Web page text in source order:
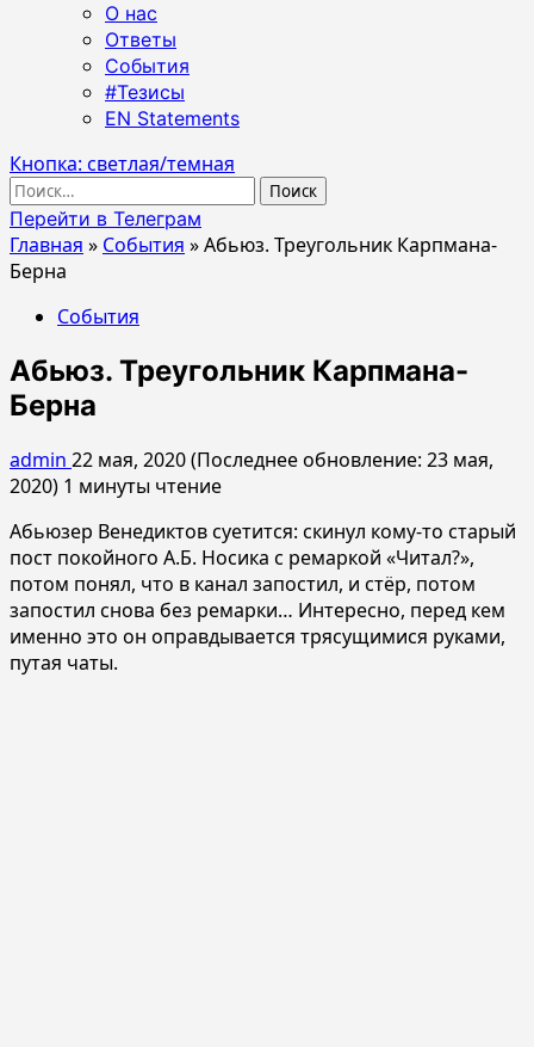
О нас
Ответы
События
#Тезисы
EN Statements
Кнопка: светлая/темная
Найти:
Перейти в Телеграм
Главная » События »Абьюз. Треугольник Карпмана-
Берна
События
Абьюз. Треугольник Карпмана-
Берна
admin 22 мая, 2020 (Последнее обновление: 23 мая,
2020) 1 минуты чтение
Абьюзер Венедиктов суетится: скинул кому-то старый
пост покойного А.Б. Носика с ремаркой «Читал?»,
потом понял, что в канал запостил, и стёр, потом
запостил снова без ремарки… Интересно, перед кем
именно это он оправдывается трясущимися руками,
путая чаты.